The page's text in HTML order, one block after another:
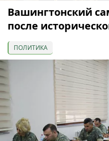
Вашингтонский
после
ПОЛИТИКА